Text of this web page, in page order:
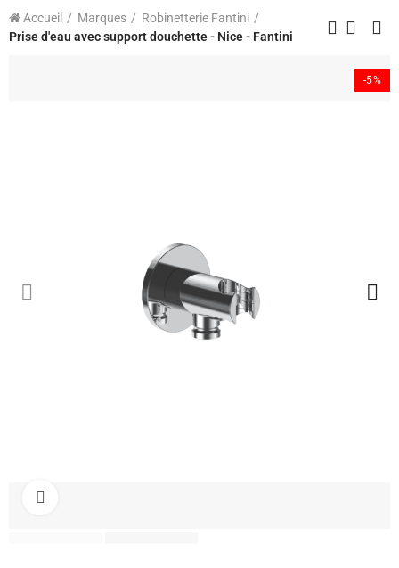
Accueil Marques
Robinetterie Fantini
Prise d'eau avec support douchette - Nice - Fantini
-5%